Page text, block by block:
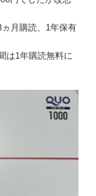
月購読、1年保有
は1年購読無料に